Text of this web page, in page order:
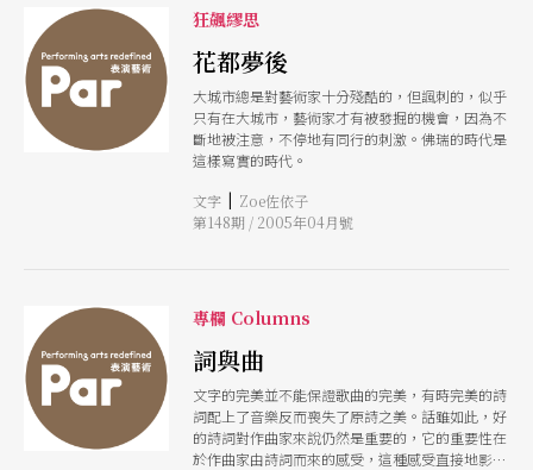
福斯堡市歌劇院副指揮的林菁，首度返台指揮，特
別演出佛瑞的《安魂曲》。而在台灣努力耕耘的印
象三重奏，則特地邀請了台北愛樂電台主持人、女
高音黃瑞芬（Zoe），一起鋪陳一晚專屬於佛瑞的
浪漫饗宴，除了演出佛瑞知名的〈夢後〉等六首歌
曲外，還將演出佛瑞最重要的作品第一號鋼琴四重
奏，以及佛瑞失聰後的傑作鋼琴三重奏。想認識這
位法國代表作曲家的觀眾，這正是不容錯過的好機
狂飆繆思
花都夢後
大城市總是對藝術家十分殘酷的，但諷刺的，似乎
只有在大城市，藝術家才有被發掘的機會，因為不
斷地被注意，不停地有同行的刺激。佛瑞的時代是
這樣寫實的時代。
文字 | Zoe佐依子
第148期 / 2005年04月號
專欄 Columns
詞與曲
文字的完美並不能保證歌曲的完美，有時完美的詩
詞配上了音樂反而喪失了原詩之美。話雖如此，好
的詩詞對作曲家來說仍然是重要的，它的重要性在
於作曲家由詩詞而來的感受，這種感受直接地影響